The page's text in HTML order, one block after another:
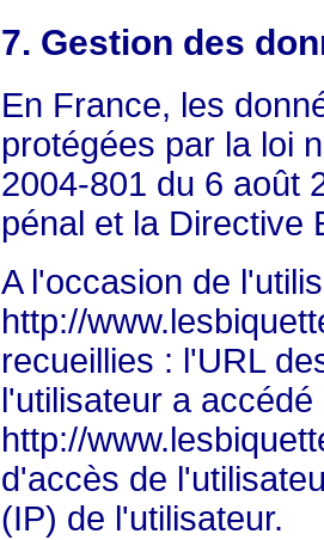
7. Gestion des
En France, les
protégées par la loi
2004-801 du 6 août
pénal et la Directive
A l'occasion de
http://
recueillies : l'URL
l'utilisateur a accédé
http://
d'accès de
(IP) de l'utilisateur.